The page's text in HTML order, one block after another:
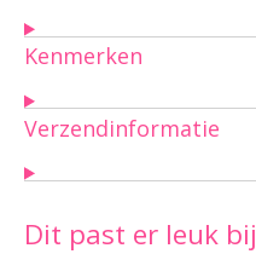
Kenmerken
Verzendinformatie
Dit past er leuk bij